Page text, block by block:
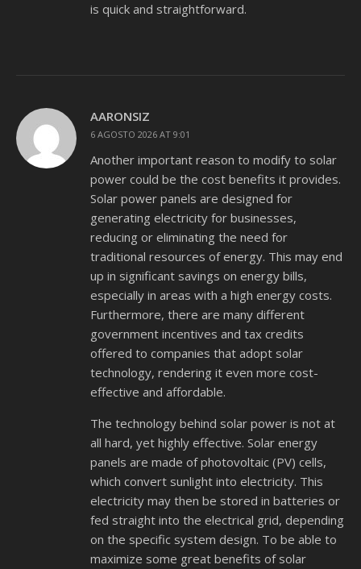
is quick and straightforward.
AARONSIZ
6 AGOSTO 2026 AT 9:01
Another important reason to modify to solar
power could be the cost benefits it provides.
Solar power panels are designed for
generating electricity for businesses,
reducing or eliminating the need for
traditional resources of energy. This may end
up in significant savings on energy bills,
especially in areas with a high energy costs.
Furthermore, there are many different
government incentives and tax credits
offered to companies that adopt solar
technology, rendering it even more cost-
effective and affordable.
The technology behind solar power is not at
all hard, yet highly effective. Solar energy
panels are made of photovoltaic (PV) cells,
which convert sunlight into electricity. This
electricity may then be stored in batteries or
fed straight into the electrical grid, depending
on the specific system design. To be able to
maximize some great benefits of solar